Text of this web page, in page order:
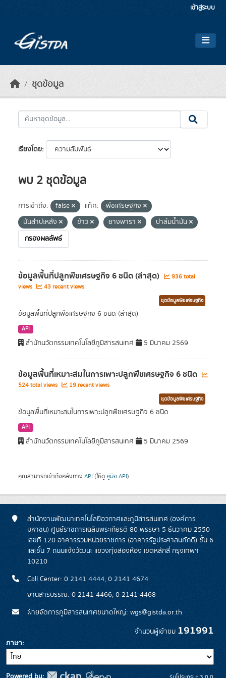
เข้าสู่ระบบ
ชุดข้อมูล
เรียงโดย
พบ 2 ชุดข้อมูล
การเข้าถึง: false แท็ค:
พืชเศรษฐกิจ
มันสำปะหลัง
ข้าว ยางพารา
ปาล์มน้ำมัน
กรองผลลัพธ์
ข้อมูลพื้นที่ปลูกพืชเศรษฐกิจ 6 ชนิด (ล่าสุด)
936 total
views
43 recent views
ชุดข้อมูลพืชเศรษฐกิจ
ข้อมูลพื้นที่ปลูกพืชเศรษฐกิจ 6 ชนิด (ล่าสุด)
API
สำนักนวัตกรรมเทคโนโลยีภูมิสารสนเทศ 5 มีนาคม 2569
ข้อมูลพื้นที่เหมาะสมในการเพาะปลูกพืชเศรษฐกิจ 6 ชนิด
524 total views 19 recent views
ชุดข้อมูลพืชเศรษฐกิจ
ข้อมูลพื้นที่เหมาะสมในการเพาะปลูกพืชเศรษฐกิจ 6 ชนิด
API
สำนักนวัตกรรมเทคโนโลยีภูมิสารสนเทศ 5 มีนาคม 2569
คุณสามารถเข้าถึงคลังทาง API (ให้ดู คู่มือ API).
สำนักงานพัฒนาเทคโนโลยีอวกาศและภูมิสารสนเทศ (องค์การ
มหาชน) ศูนย์ราชการเฉลิมพระเกียรติ 80 พรรษา 5 ธันวาคม 2550
เลขที่ 120 อาคารรวมหน่วยราชการ (อาคารรัฐประศาสนภักดี) ชั้น 6
และชั้น 7 ถนนแจ้งวัฒนะ แขวงทุ่งสองห้อง เขตหลักสี่ กรุงเทพฯ
10210
Call Center: 0 2141 4444, 0 2141 4674
งานสารบรรณ: 0 2141 4466, 0 2141 4468
ฝ่ายจัดการภูมิสารสนเทศขนาดใหญ่: wgs@gistda.or.th
จำนวนผู้เข้าชม 191991
ภาษา